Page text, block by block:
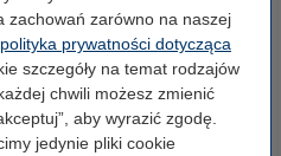
zachowań zarówno na naszej
polityka prywatności dotycząca
szczegóły na temat rodzajów
chwili możesz zmienić
aby wyrazić zgodę.
jedynie pliki cookie
Spinacze biurowe 33 mm
okrągłe (100 sztuk), 123drukuj
2,90 zł z VAT